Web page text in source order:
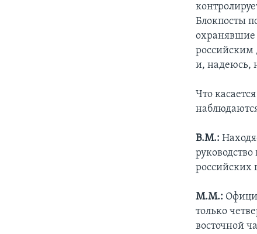
Блокпосты
охранявшие
российским
и, надеюсь,
Что
В.М.:
российских
М.М.:
только
восточной